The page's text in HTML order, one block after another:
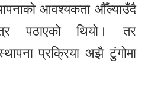
आवश्यकता औँल्याउँदै
पठाएको थियो। तर
प्रक्रिया अझै टुंगोमा